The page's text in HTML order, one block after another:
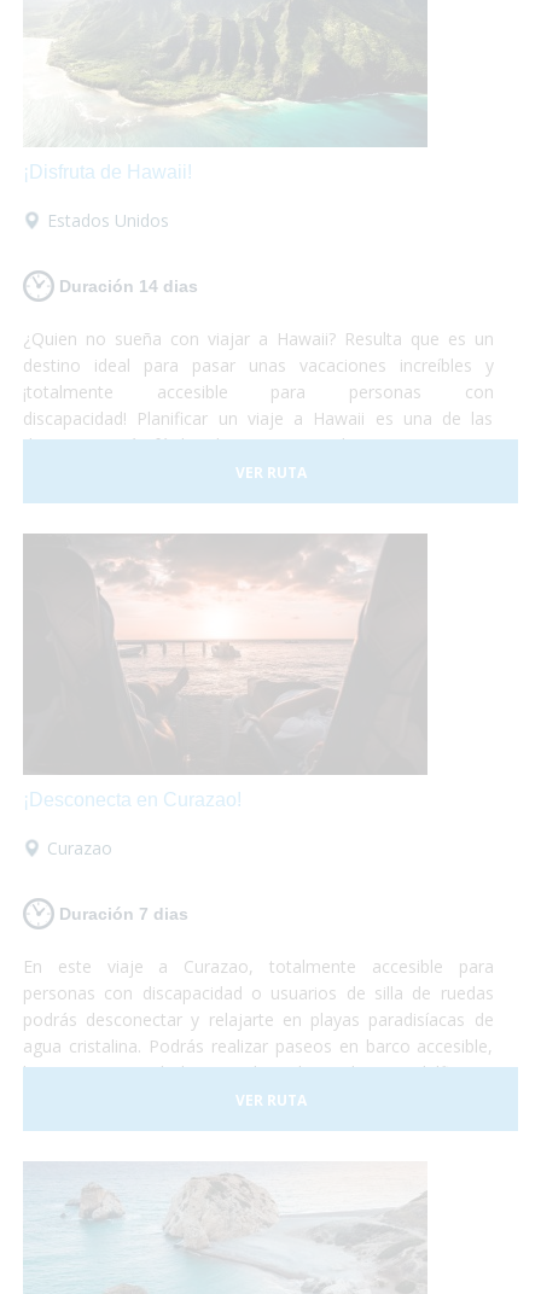
¡Disfruta de Hawaii!
Estados Unidos
Duración 14 dias
¿Quien no sueña con viajar a Hawaii? Resulta que es un
destino ideal para pasar unas vacaciones increíbles y
¡totalmente accesible para personas con
discapacidad! Planificar un viaje a Hawaii es una de las
decisiones más fáciles de tomar... Simplemente porque es
un lugar increíble que permite cualquier tipo de
experiencia. Todo esto, de la mano de una cultura antigua
¡una experiencia única e inolvidable!
VER RUTA
¡Desconecta en Curazao!
Curazao
Duración 7 dias
En este viaje a Curazao, totalmente accesible para
personas con discapacidad o usuarios de silla de ruedas
podrás desconectar y relajarte en playas paradisíacas de
agua cristalina. Podrás realizar paseos en barco accesible,
hacer un curso de buceo adaptado, nadar con delfines y
otro montón de actividades adaptadas para personas con
discapacidad.
VER RUTA